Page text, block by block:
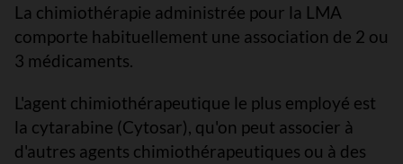
La chimiothérapie administrée pour la LMA
comporte habituellement une association de 2 ou
3 médicaments.
L'agent chimiothérapeutique le plus employé est
la cytarabine (Cytosar), qu'on peut associer à
d'autres agents chimiothérapeutiques ou à des